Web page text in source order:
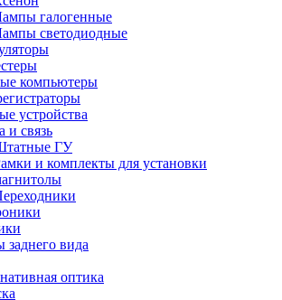
галогенные
светодиодные
компьютеры
устройства
и связь
ГУ
и комплекты для установки
заднего вида
оптика